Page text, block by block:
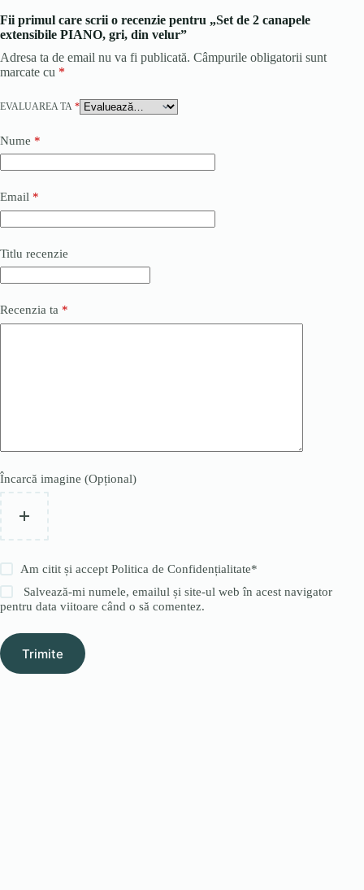
Fii primul care scrii o recenzie pentru „Set de 2 canapele
extensibile PIANO, gri, din velur”
Adresa ta de email nu va fi publicată. Câmpurile obligatorii sunt
marcate cu *
EVALUAREA TA *
Nume *
Email *
Titlu recenzie
Recenzia ta *
Încarcă imagine (Opțional)
Am citit și acceptPolitica de Confidențialitate*
Salvează-mi numele, emailul și site-ul web în acest navigator
pentru data viitoare când o să comentez.
Trimite